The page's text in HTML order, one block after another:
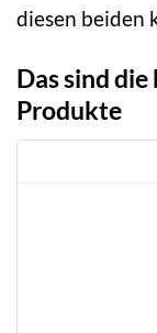
diesen beiden
Das sind
Produkte